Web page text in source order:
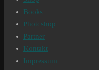
Books
Photoshop
Partner
Kontakt
Impressum